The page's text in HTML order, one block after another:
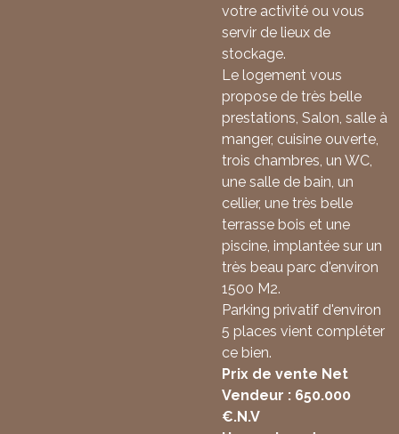
votre activité ou vous
servir de lieux de
stockage.
Le logement vous
propose de très belle
prestations, Salon, salle à
manger, cuisine ouverte,
trois chambres, un WC,
une salle de bain, un
cellier, une très belle
terrasse bois et une
piscine, implantée sur un
très beau parc d'environ
1500 M2.
Parking privatif d'environ
5 places vient compléter
ce bien.
Prix de vente Net
Vendeur : 650.000
€.N.V